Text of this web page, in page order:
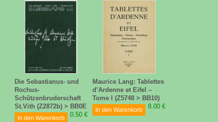
Die Sebastianus- und
Rochus-
Schützenbruderschaft
St.Vith (Z2872b) > BB0E
0.50 €
In den Warenkorb
Maurice Lang: Tablettes
d’Ardenne et Eifel –
Tome I (Z5748 > BB10)
8.00 €
In den Warenkorb